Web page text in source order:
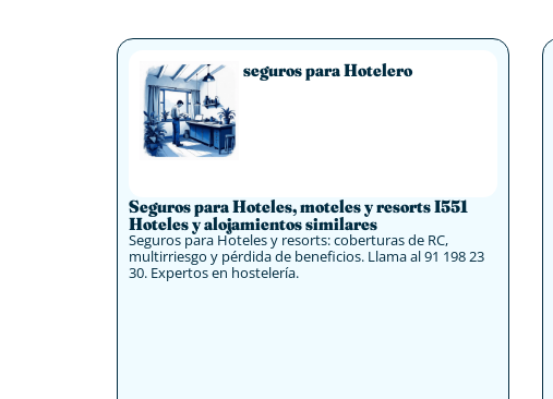
seguros para Hotelero
Seguros para Hoteles, moteles y resorts I551
Hoteles y alojamientos similares
Seguros para Hoteles y resorts: coberturas de RC,
multirriesgo y pérdida de beneficios. Llama al 91 198 23
30. Expertos en hostelería.